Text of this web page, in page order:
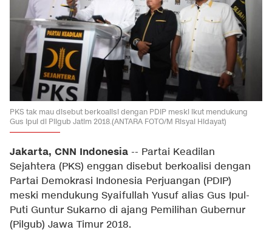
PKS tak mau disebut berkoalisi dengan PDIP meski ikut mendukung
Gus Ipul di Pilgub Jatim 2018.(ANTARA FOTO/M Risyal Hidayat)
Jakarta, CNN Indonesia -- Partai Keadilan
Sejahtera (PKS) enggan disebut berkoalisi dengan
Partai Demokrasi Indonesia Perjuangan (PDIP)
meski mendukung Syaifullah Yusuf alias Gus Ipul-
Puti Guntur Sukarno di ajang Pemilihan Gubernur
(Pilgub) Jawa Timur 2018.